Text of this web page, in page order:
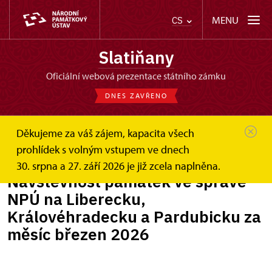
CS MENU
Slatiňany
oficiální webová prezentace státního zámku
DNES ZAVŘENO
Děkujeme za váš zájem, kapacita všech
prohlídek s volným vstupem ve dnech
30. srpna a 27. září 2026 je již zcela naplněna.
Slatiňany Zprávy Návštěvnost památek ve správě...
Návštěvnost památek ve správě
NPÚ na Liberecku,
Královéhradecku a Pardubicku za
měsíc březen 2026